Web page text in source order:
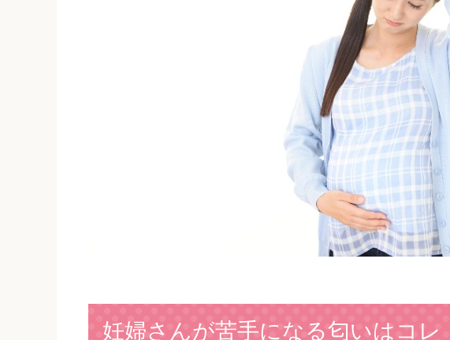
妊婦さんが苦手になる匂いはコレ